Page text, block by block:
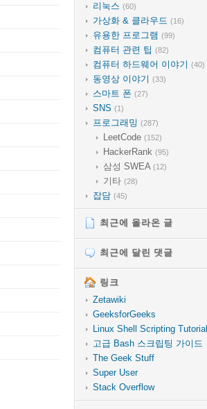
리눅스 (60)
가상화 & 클라우드 (16)
유용한 프로그램 (99)
컴퓨터 관련 팁 (82)
컴퓨터 하드웨어 이야기 (40)
동영상 이야기 (33)
스마트 폰 (27)
SNS (1)
프로그래밍 (287)
LeetCode (152)
HackerRank (95)
삼성 SWEA (12)
기타 (28)
잡담 (45)
최근에 올라온 글
최근에 올라온 글
최근에 달린 댓글
최근에 달린 댓글
링크
링크
Zetawiki
GeeksforGeeks
Linux Shell Scripting Tutorial
고급 Bash 스크립팅 가이드
The Geek Stuff
Super User
Stack Overflow